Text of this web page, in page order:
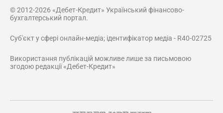
© 2012-2026 «Дебет-Кредит» Український фінансово-
бухгалтерський портал.
Суб'єкт у сфері онлайн-медіа; ідентифікатор медіа - R40-02725
Використання публікацій можливе лише за письмовою
згодою редакції «Дебет-Кредит»